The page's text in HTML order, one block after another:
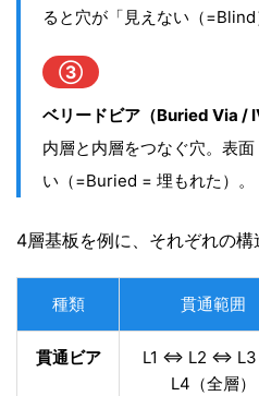
ると穴が「見えない（=Blind
③
ベリードビア（Buried Via /
内層と内層をつなぐ穴。表
い（=Buried = 埋もれた）。
4層基板を例に、それぞれの構
種類 貫通範囲
貫通ビア
L1 ⇔ L2 ⇔
L4（全層）